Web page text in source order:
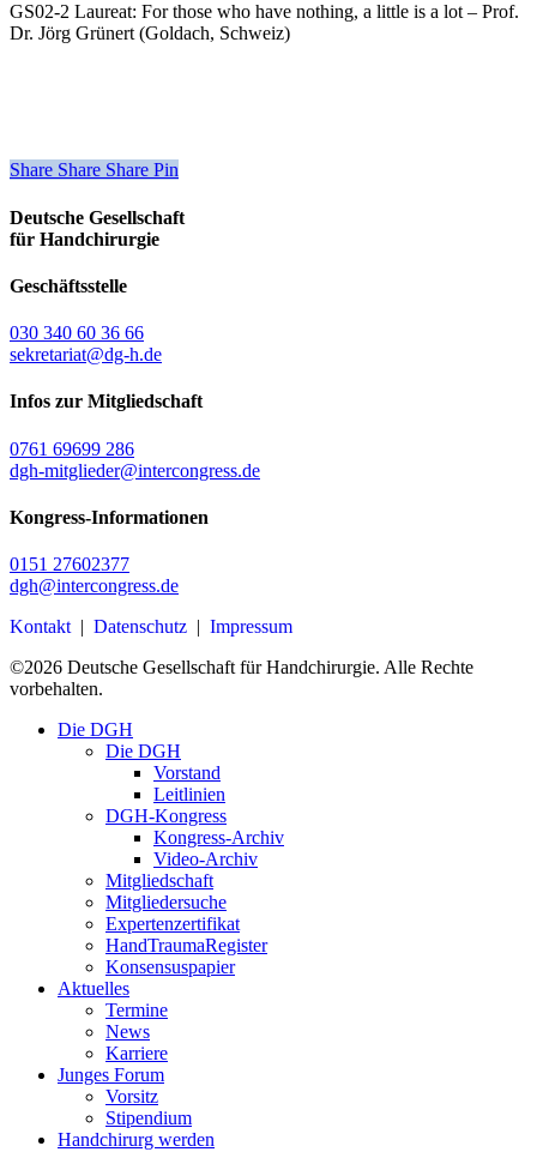
GS02-2 Laureat: For those who have nothing, a little is a lot – Prof.
Dr. Jörg Grünert (Goldach, Schweiz)
Share
Share Share Share Pin
Deutsche Gesellschaft
für Handchirurgie
Geschäftsstelle
030 340 60 36 66
sekretariat@dg-h.de
Infos zur Mitgliedschaft
0761 69699 286
dgh-mitglieder@intercongress.de
Kongress-Informationen
0151 27602377
dgh@intercongress.de
Kontakt | Datenschutz | Impressum
©2026 Deutsche Gesellschaft für Handchirurgie. Alle Rechte
vorbehalten.
Close
Die DGH
Die DGH
Vorstand
Leitlinien
DGH-Kongress
Kongress-Archiv
Video-Archiv
Mitgliedschaft
Mitgliedersuche
Expertenzertifikat
HandTraumaRegister
Konsensuspapier
Aktuelles
Termine
News
Karriere
Junges Forum
Vorsitz
Stipendium
Handchirurg werden